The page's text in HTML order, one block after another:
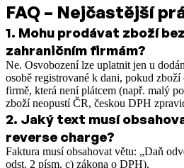
FAQ – Nejčastější
1. Mohu prodávat zboží
zahraničním firmám?
Ne. Osvobození lze uplatnit jen u
osobě registrované k dani, pokud
firmě, která není plátcem (např. malý
zboží neopustí ČR, českou DPH
2. Jaký text musí
reverse charge?
Faktura musí obsahovat větu: „Daň
odst. 2 písm. c) zákona o DPH).